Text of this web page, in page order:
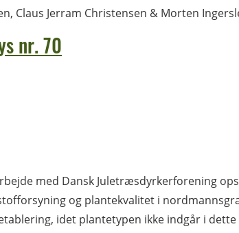
Claus Jerram Christensen & Morten
nr. 70
med Dansk Juletræsdyrkerforening
og plantekvalitet i
idet plantetypen ikke indgår i